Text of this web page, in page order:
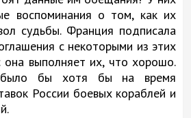
воспоминания о том, как их
судьбы. Франция подписала
с некоторыми из этих
она выполняет их, что хорошо.
бы хотя бы на время
России боевых кораблей и